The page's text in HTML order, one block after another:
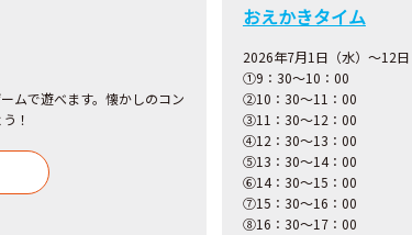
ムで遊べます。懐かしのコン
！
おえかきタイム
2026年7月1日（水）～12日
①9：30～10：00
②10：30～11：00
③11：30～12：00
④12：30～13：00
⑤13：30～14：00
⑥14：30～15：00
⑦15：30～16：00
⑧16：30～17：00